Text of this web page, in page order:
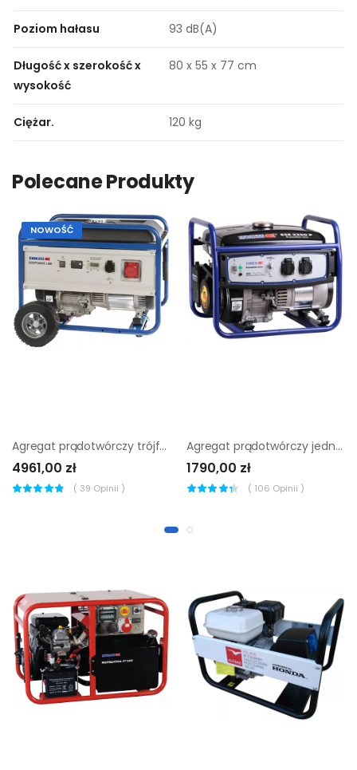
Poziom hałasu 93 dB(A)
Długość x szerokość x
wysokość
80 x 55 x 77 cm
Ciężar. 120 kg
Polecane Produkty
NOWOŚĆ
Agregat prądotwórczy trójfazowy Endress ESE 6000 DBS
4961,00 zł
( 39 Opinii )
Agregat prądotwórczy jednofazowy Endress ESE 2200 P
1790,00 zł
( 106 Opinii )